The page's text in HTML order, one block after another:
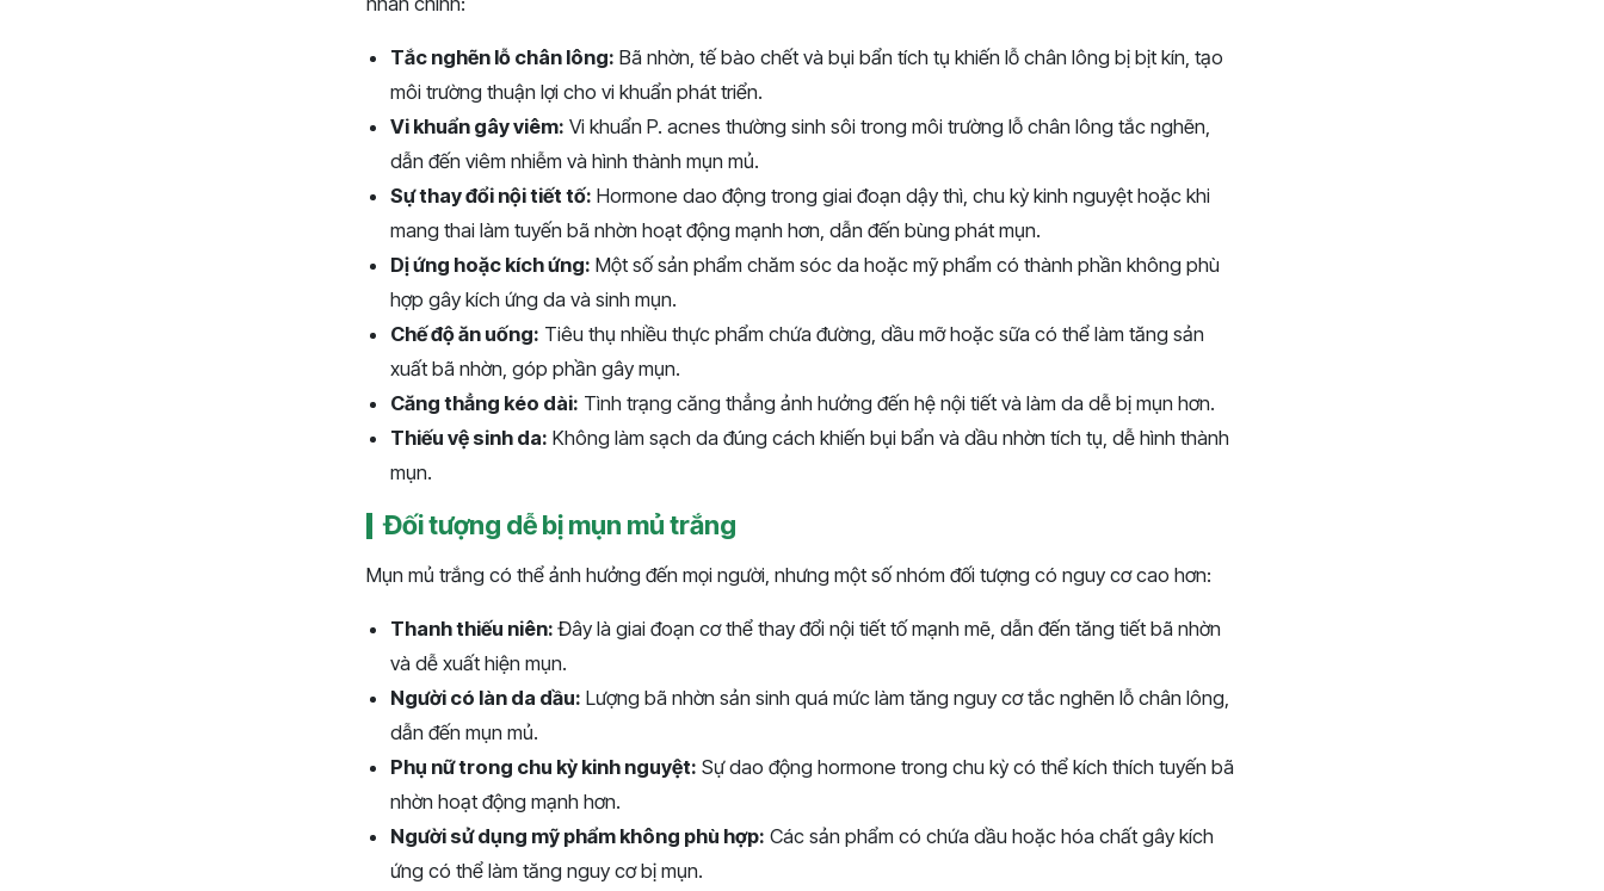
Tắc nghẽn lỗ chân lông: Bã nhờn, tế bào chết và bụi bẩn tích tụ khiến lỗ chân lông bị bịt kín, tạo
môi trường thuận lợi cho vi khuẩn phát triển.
Vi khuẩn gây viêm: Vi khuẩn P. acnes thường sinh sôi trong môi trường lỗ chân lông tắc nghẽn,
dẫn đến viêm nhiễm và hình thành mụn mủ.
Sự thay đổi nội tiết tố: Hormone dao động trong giai đoạn dậy thì, chu kỳ kinh nguyệt hoặc khi
mang thai làm tuyến bã nhờn hoạt động mạnh hơn, dẫn đến bùng phát mụn.
Dị ứng hoặc kích ứng: Một số sản phẩm chăm sóc da hoặc mỹ phẩm có thành phần không phù
hợp gây kích ứng da và sinh mụn.
Chế độ ăn uống: Tiêu thụ nhiều thực phẩm chứa đường, dầu mỡ hoặc sữa có thể làm tăng sản
xuất bã nhờn, góp phần gây mụn.
Căng thẳng kéo dài: Tình trạng căng thẳng ảnh hưởng đến hệ nội tiết và làm da dễ bị mụn hơn.
Thiếu vệ sinh da: Không làm sạch da đúng cách khiến bụi bẩn và dầu nhờn tích tụ, dễ hình thành
mụn.
Đối tượng dễ bị mụn mủ trắng
Mụn mủ trắng có thể ảnh hưởng đến mọi người, nhưng một số nhóm đối tượng có nguy cơ cao hơn:
Thanh thiếu niên: Đây là giai đoạn cơ thể thay đổi nội tiết tố mạnh mẽ, dẫn đến tăng tiết bã nhờn
và dễ xuất hiện mụn.
Người có làn da dầu: Lượng bã nhờn sản sinh quá mức làm tăng nguy cơ tắc nghẽn lỗ chân lông,
dẫn đến mụn mủ.
Phụ nữ trong chu kỳ kinh nguyệt: Sự dao động hormone trong chu kỳ có thể kích thích tuyến bã
nhờn hoạt động mạnh hơn.
Người sử dụng mỹ phẩm không phù hợp: Các sản phẩm có chứa dầu hoặc hóa chất gây kích
ứng có thể làm tăng nguy cơ bị mụn.